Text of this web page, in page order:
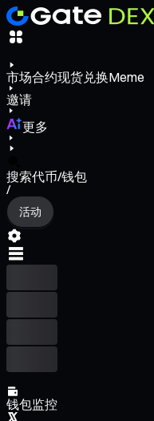
市场合约现货兑换Meme
邀请
更多
搜索代币/钱包
/
活动
钱包监控